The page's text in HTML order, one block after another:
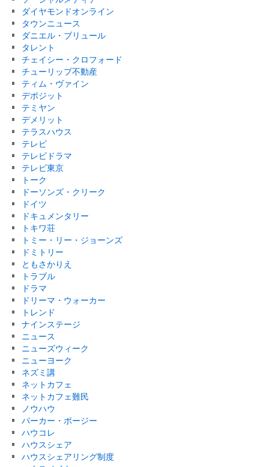
ダイヤモンドオンライン
タウンニュース
ダニエル・ブリュール
タレント
チェイシー・クロフォード
チューリップ不動産
ティム・ヴァイン
デポジット
テミヤン
デメリット
テラスハウス
テレビ
テレビドラマ
テレビ東京
トーク
ドーソンズ・クリーク
ドイツ
ドキュメンタリー
トキワ荘
トミー・リー・ジョーンズ
ドミトリー
ともさかりえ
トラブル
ドラマ
ドリーマ・ウォーカー
トレンド
ナインステージ
ニュース
ニューズウィーク
ニューヨーク
ネズミ講
ネットカフェ
ネットカフェ難民
ノウハウ
パーカー・ポージー
ハウコレ
ハウスシェア
ハウスシェアリング制度